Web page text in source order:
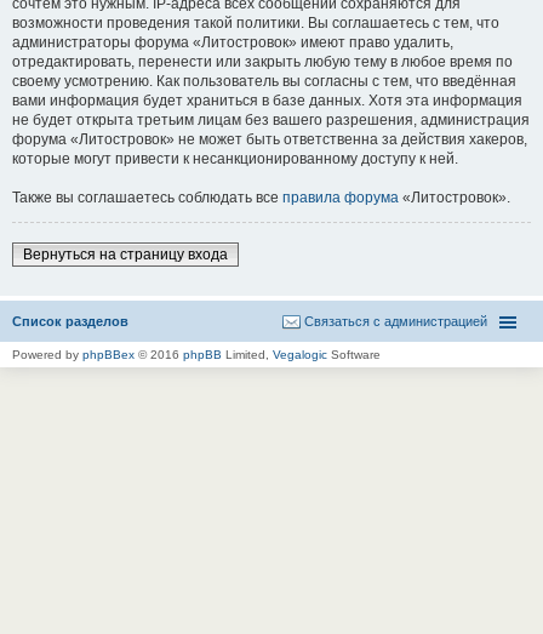
сочтём это нужным. IP-адреса всех сообщений сохраняются для
возможности проведения такой политики. Вы соглашаетесь с тем, что
администраторы форума «Литостровок» имеют право удалить,
отредактировать, перенести или закрыть любую тему в любое время по
своему усмотрению. Как пользователь вы согласны с тем, что введённая
вами информация будет храниться в базе данных. Хотя эта информация
не будет открыта третьим лицам без вашего разрешения, администрация
форума «Литостровок» не может быть ответственна за действия хакеров,
которые могут привести к несанкционированному доступу к ней.
Также вы соглашаетесь соблюдать все правила форума «Литостровок».
Вернуться на страницу входа
Список разделов Связаться с администрацией
Powered by phpBBex © 2016 phpBB Limited, Vegalogic Software